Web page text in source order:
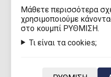
Αποστολή στην
Mάθετε περισσότερα
χρησιμοποιούμε
στο κουμπί ΡΥΘΜΙΣΗ.
Τι είναι τα cookies;